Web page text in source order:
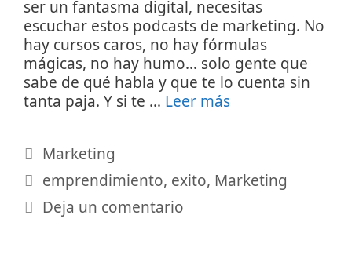
ser un fantasma digital, necesitas
escuchar estos podcasts de marketing. No
hay cursos caros, no hay fórmulas
mágicas, no hay humo… solo gente que
sabe de qué habla y que te lo cuenta sin
tanta paja. Y si te … Leer más
Categorías
Marketing
Etiquetas
emprendimiento, exito, Marketing
Deja un comentario